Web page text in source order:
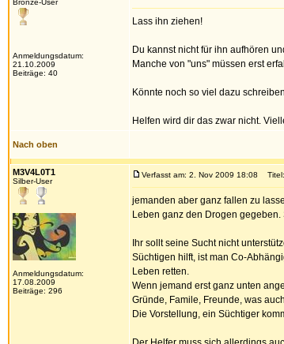
Bronze-User
Anmeldungsdatum:
21.10.2009
Beiträge: 40
Lass ihn ziehen!
Du kannst nicht für ihn aufhören
Manche von "uns" müssen erst
Könnte noch so viel dazu
Helfen wird dir das zwar nicht.
Nach oben
M3V4L0T1
Silber-User
Anmeldungsdatum:
17.08.2009
Beiträge: 296
Verfasst am: 2. Nov 2009 18:08 Titel:
jemanden aber ganz fallen zu
Leben ganz den Drogen
Ihr sollt seine Sucht nicht
Süchtigen hilft, ist man Co-
Leben retten.
Wenn jemand erst ganz unten
Gründe, Famile, Freunde, was
Die Vorstellung, ein Süchtiger